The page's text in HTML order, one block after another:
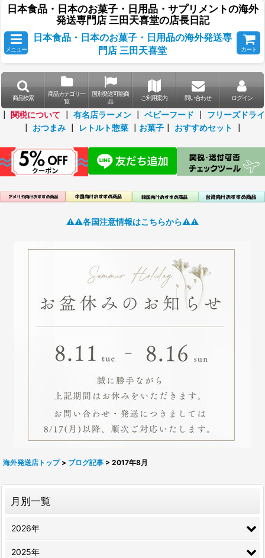
日本食品・日本のお菓子・日用品・サプリメントの海外
発送専門店 三田天喜堂の店長日記
メニュー
日本食品・日本のお菓子・日用品の海外発送専
門店 三田天喜堂
カート
商品検索
商品カテゴリ一
覧
国別発送可能商
品
ご利用案内 問い合わせ ログイン
関税について 有名店ラーメン ベビーフード
フリーズドライ
おつまみ レトルト惣菜 お菓子 おすすめセット
⚠️⚠️各国注意情報はこちらから⚠️⚠️
海外発送店トップ > ブログ記事 > 2017年8月
月別一覧
2026年
2025年